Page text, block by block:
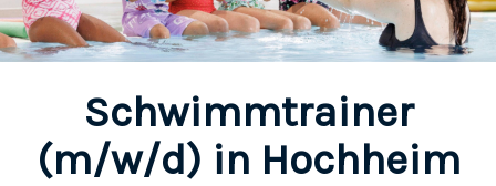
Schwimmtrainer
(m/w/d) in Hochheim